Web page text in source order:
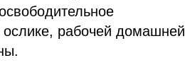
рабочей домашней